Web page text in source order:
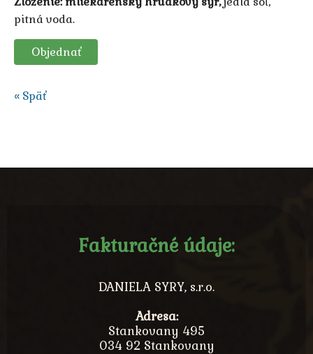
pitná voda.
« Späť
Objednať
Fakturačné údaje:
DANIELA SYRY, s.r.o.
Adresa:
Stankovany 495
034 92 Stankovany